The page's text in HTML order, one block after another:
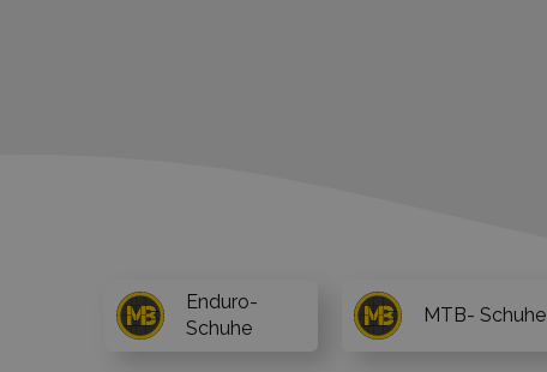
Enduro-
Schuhe
MTB- Schuhe